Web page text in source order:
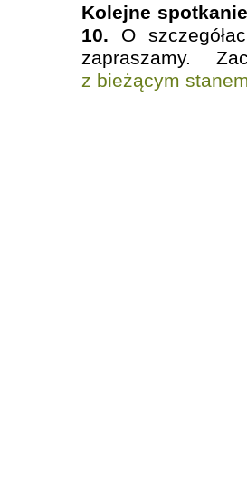
Kolejne
10. O
zapraszamy.
z bieżącym